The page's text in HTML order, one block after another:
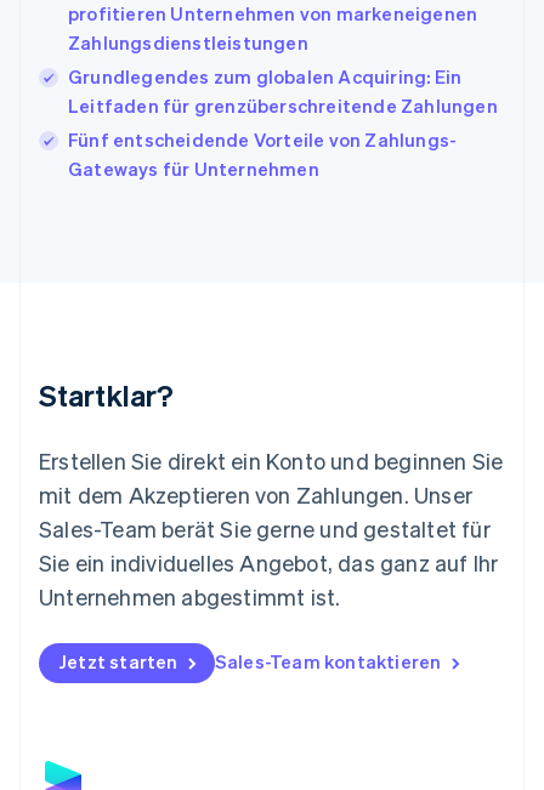
profitieren Unternehmen von markeneigenen
Zahlungsdienstleistungen
Grundlegendes zum globalen Acquiring: Ein
Leitfaden für grenzüberschreitende Zahlungen
Fünf entscheidende Vorteile von Zahlungs-
Gateways für Unternehmen
Startklar?
Erstellen Sie direkt ein Konto und beginnen Sie
mit dem Akzeptieren von Zahlungen. Unser
Sales-Team berät Sie gerne und gestaltet für
Sie ein individuelles Angebot, das ganz auf Ihr
Unternehmen abgestimmt ist.
Jetzt starten Sales-Team kontaktieren
EnglishFrançais
Kroatien
EnglishItaliano
Lettland
Liechtenstein
DeutschEnglish
Mexiko
English
Niederlande
Nederlands English
Norwegen
English
Österreich
Polen
English
Portugal